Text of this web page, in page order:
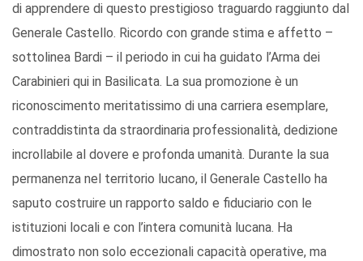
di apprendere di questo prestigioso traguardo raggiunto dal
Generale Castello. Ricordo con grande stima e affetto –
sottolinea Bardi – il periodo in cui ha guidato l’Arma dei
Carabinieri qui in Basilicata. La sua promozione è un
riconoscimento meritatissimo di una carriera esemplare,
contraddistinta da straordinaria professionalità, dedizione
incrollabile al dovere e profonda umanità. Durante la sua
permanenza nel territorio lucano, il Generale Castello ha
saputo costruire un rapporto saldo e fiduciario con le
istituzioni locali e con l’intera comunità lucana. Ha
dimostrato non solo eccezionali capacità operative, ma